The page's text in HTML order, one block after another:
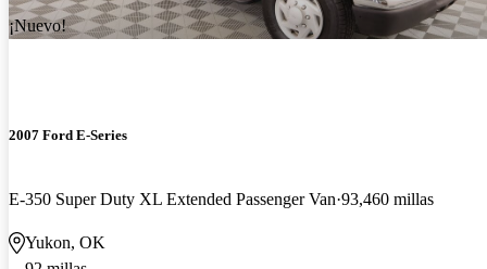
¡Nuevo!
2007 Ford E-Series
E-350 Super Duty XL Extended Passenger Van 93,460 millas
Yukon, OK